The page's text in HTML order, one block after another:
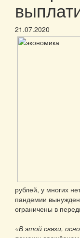
21.07.2020
рублей, у многих
пандемии
ограничены в
«В этой связи,